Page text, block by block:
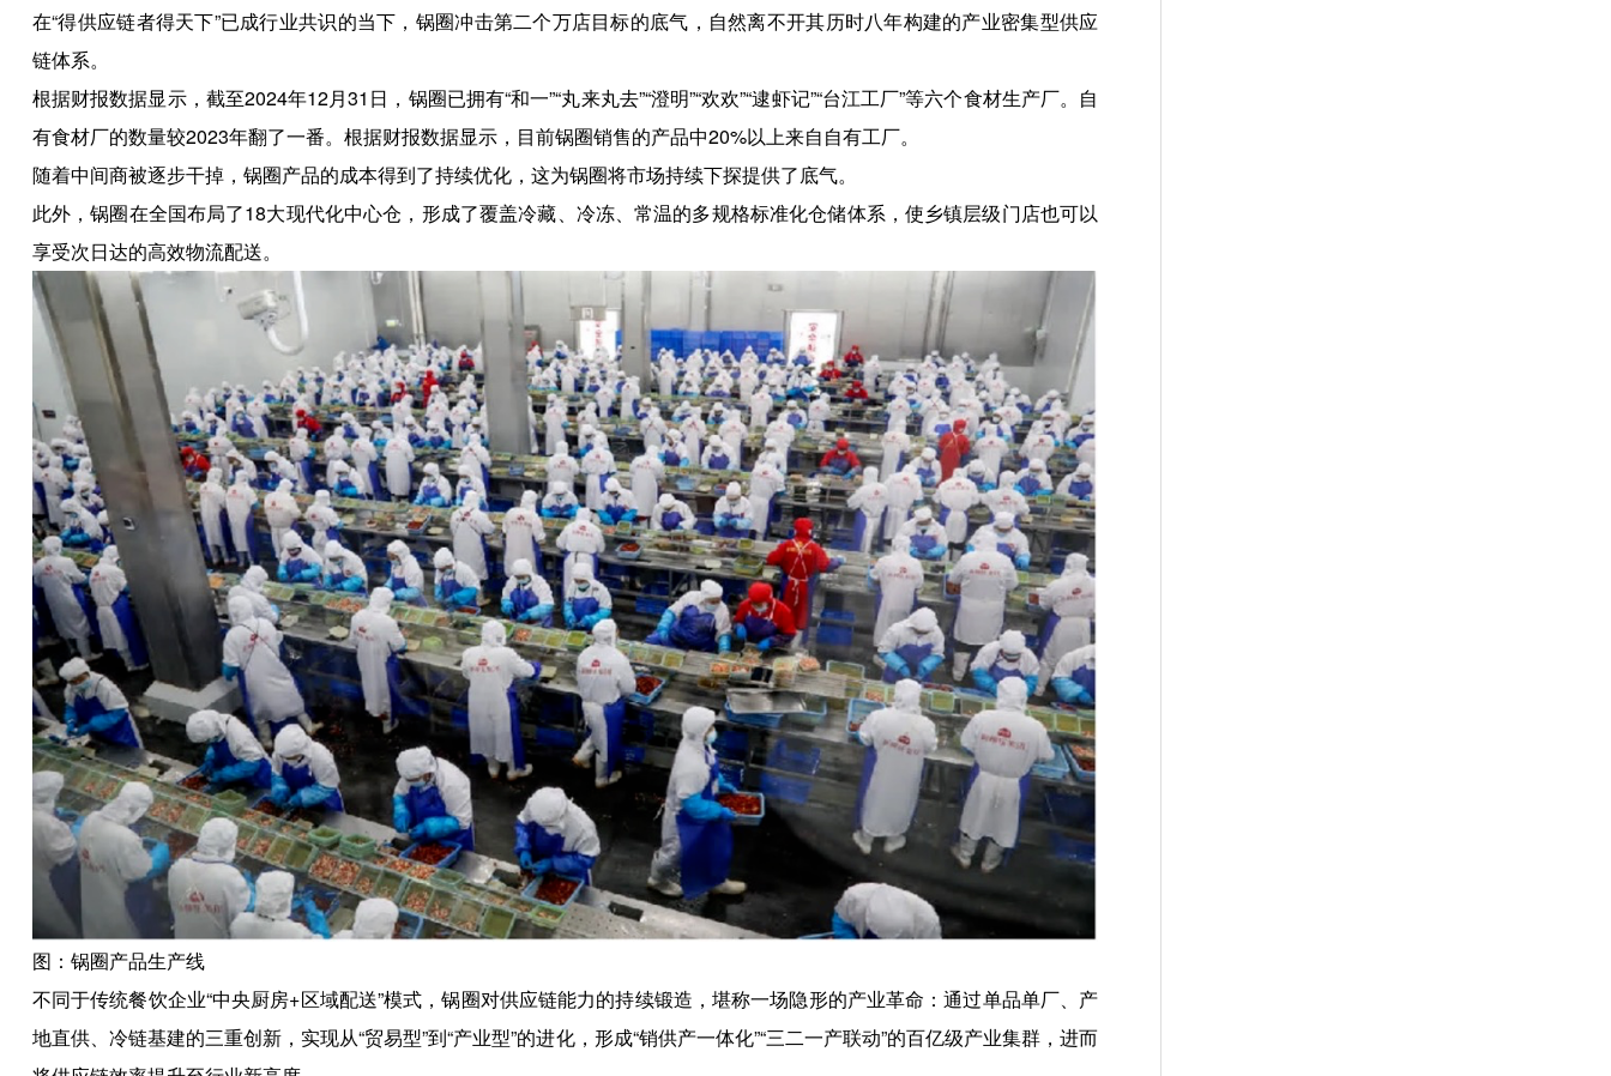
在“得供应链者得天下”已成行业共识的当下，锅圈冲击第二个万店目标的底气，自然离不开其历时八年构建的产业密集型供应
链体系。
根据财报数据显示，截至2024年12月31日，锅圈已拥有“和一”“丸来丸去”“澄明”“欢欢”“逮虾记”“台江工厂”等六个食材生产厂。自
有食材厂的数量较2023年翻了一番。根据财报数据显示，目前锅圈销售的产品中20%以上来自自有工厂。
随着中间商被逐步干掉，锅圈产品的成本得到了持续优化，这为锅圈将市场持续下探提供了底气。
此外，锅圈在全国布局了18大现代化中心仓，形成了覆盖冷藏、冷冻、常温的多规格标准化仓储体系，使乡镇层级门店也可以
享受次日达的高效物流配送。
图：锅圈产品生产线
不同于传统餐饮企业“中央厨房+区域配送”模式，锅圈对供应链能力的持续锻造，堪称一场隐形的产业革命：通过单品单厂、产
地直供、冷链基建的三重创新，实现从“贸易型”到“产业型”的进化，形成“销供产一体化”“三二一产联动”的百亿级产业集群，进而